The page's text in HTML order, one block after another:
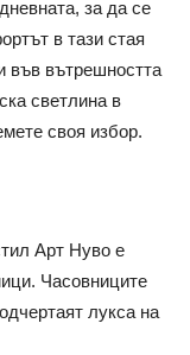
за да се
в тази стая
във вътрешността
светлина в
своя избор.
Арт Нуво е
Часовниците
лукса на